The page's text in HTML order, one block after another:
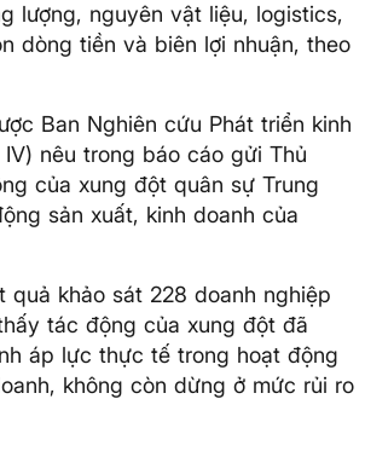
lượng, nguyên vật liệu, logistics,
dòng tiền và biên lợi nhuận, theo
Ban Nghiên cứu Phát triển kinh
nêu trong báo cáo gửi Thủ
của xung đột quân sự Trung
sản xuất, kinh doanh của
quả khảo sát 228 doanh nghiệp
tác động của xung đột đã
áp lực thực tế trong hoạt động
không còn dừng ở mức rủi ro